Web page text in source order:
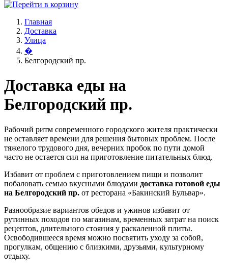
Главная
Доставка
Улица
�
Белгородский пр.
Доставка еды на
Белгородский пр.
Рабочий ритм современного городского жителя практически
не оставляет времени для решения бытовых проблем. После
тяжелого трудового дня, вечерних пробок по пути домой
часто не остается сил на приготовление питательных блюд.
Избавит от проблем с приготовлением пищи и позволит
побаловать семью вкусными блюдами доставка готовой еды
на Белгородский пр. от ресторана «Бакинский Бульвар».
Разнообразие вариантов обедов и ужинов избавит от
рутинных походов по магазинам, временных затрат на поиск
рецептов, длительного стояния у раскаленной плиты.
Освободившееся время можно посвятить уходу за собой,
прогулкам, общению с близкими, друзьями, культурному
отдыху.